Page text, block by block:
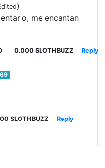
)
me encantan
0.000 SLOTHBUZZ Reply
69
SLOTHBUZZ Reply